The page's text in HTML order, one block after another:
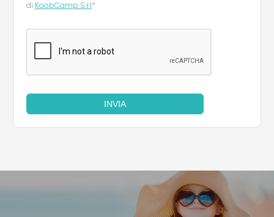
di KoobCamp S.r.l*
INVIA